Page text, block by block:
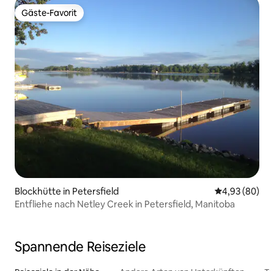
Gäste-Favorit
Gäste-Favorit
Blockhütte in Petersfield
4,93 (80)
Entfliehe nach Netley Creek in Petersfield, Manitoba
Spannende Reiseziele